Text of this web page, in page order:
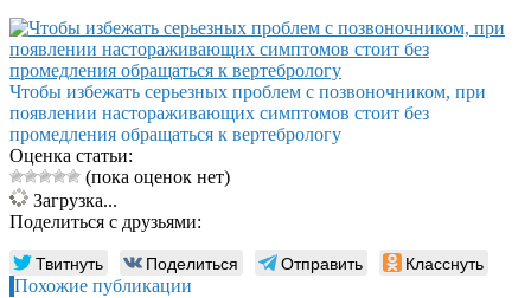
Чтобы избежать серьезных проблем с позвоночником, при
появлении настораживающих симптомов стоит без
промедления обращаться к вертебрологу
Оценка статьи:
(пока оценок нет)
Загрузка...
Поделиться с друзьями:
Твитнуть Поделиться Отправить Класснуть
Похожие публикации